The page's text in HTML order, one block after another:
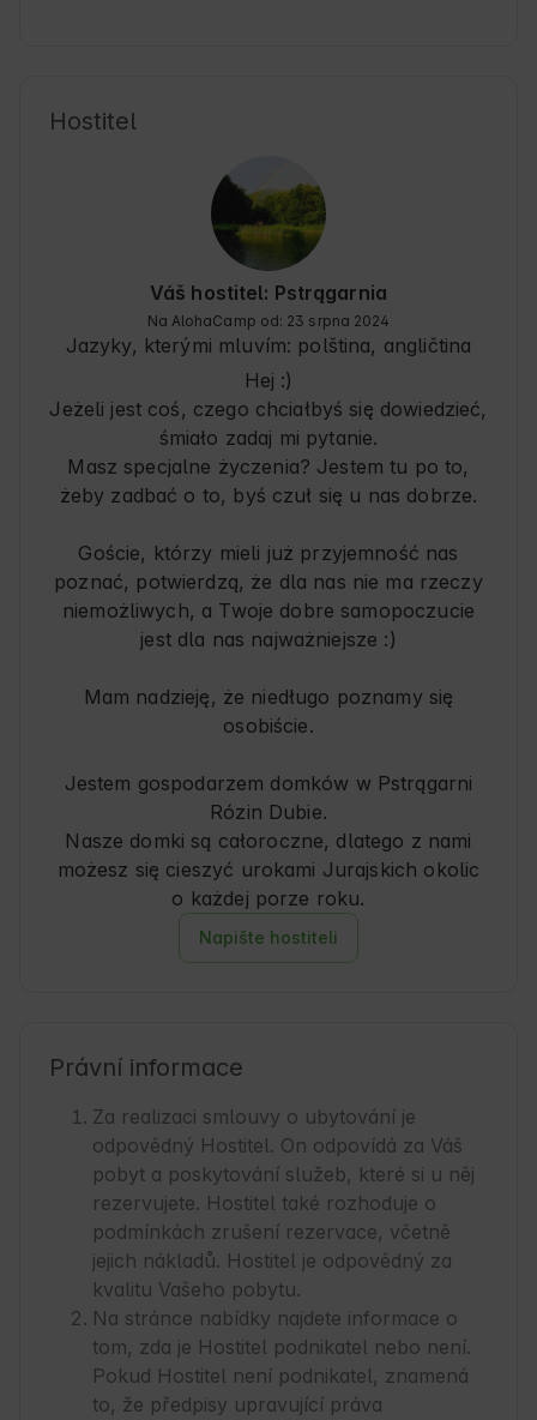
Hostitel
Váš hostitel: Pstrągarnia
Na AlohaCamp od: 23 srpna 2024
Jazyky, kterými mluvím: polština, angličtina
Hej :)
Jeżeli jest coś, czego chciałbyś się dowiedzieć,
śmiało zadaj mi pytanie.
Masz specjalne życzenia? Jestem tu po to,
żeby zadbać o to, byś czuł się u nas dobrze.
Goście, którzy mieli już przyjemność nas
poznać, potwierdzą, że dla nas nie ma rzeczy
niemożliwych, a Twoje dobre samopoczucie
jest dla nas najważniejsze :)
Mam nadzieję, że niedługo poznamy się
osobiście.
Jestem gospodarzem domków w Pstrągarni
Rózin Dubie.
Nasze domki są całoroczne, dlatego z nami
możesz się cieszyć urokami Jurajskich okolic
o każdej porze roku.
Napište hostiteli
Právní informace
Za realizaci smlouvy o ubytování je
odpovědný Hostitel. On odpovídá za Váš
pobyt a poskytování služeb, které si u něj
rezervujete. Hostitel také rozhoduje o
podmínkách zrušení rezervace, včetně
jejich nákladů. Hostitel je odpovědný za
kvalitu Vašeho pobytu.
Na stránce nabídky najdete informace o
tom, zda je Hostitel podnikatel nebo není.
Pokud Hostitel není podnikatel, znamená
to, že předpisy upravující práva